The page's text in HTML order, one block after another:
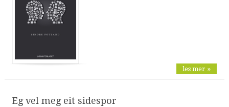
les mer »
Eg vel meg eit sidespor